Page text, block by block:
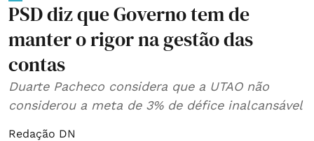
PSD diz que Governo tem de
manter o rigor na gestão das
contas
Duarte Pacheco considera que a UTAO não
considerou a meta de 3% de défice inalcansável
Redação DN